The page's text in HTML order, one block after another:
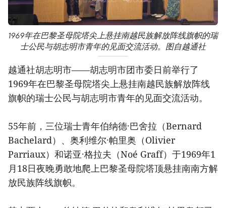
1969年在巴黎圣母院塔尖上悬挂南越民族解放阵线旗帜的瑞
士公民与胡志明市青年的见面交流活动。图自越通社
越通社胡志明市——胡志明市团市委日前举行了
1969年在巴黎圣母院塔尖上悬挂南越民族解放阵线
旗帜的瑞士公民与胡志明市青年的见面交流活动。
55年前，三位瑞士青年伯纳德·巴舍拉（Bernard
Bachelard）、奥利维尔·帕里奥（Olivier
Parriaux）和诺亚·格拉夫（Noé Graff）于1969年1
月18日夜晚勇敢地爬上巴黎圣母院塔顶悬挂南南方解
放民族阵线旗帜。